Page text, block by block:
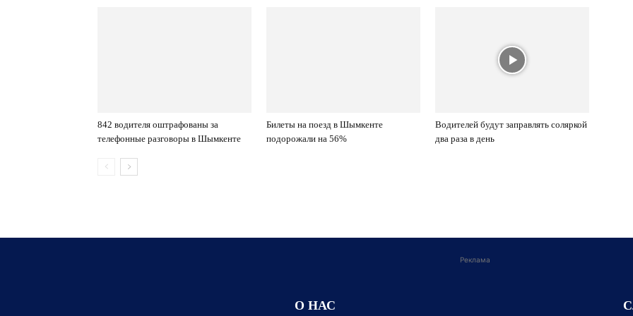
842 водителя оштрафованы за
телефонные разговоры в Шымкенте
Билеты на поезд в Шымкенте
подорожали на 56%
Водителей будут заправлять соляркой
два раза в день
Реклама
О НАС